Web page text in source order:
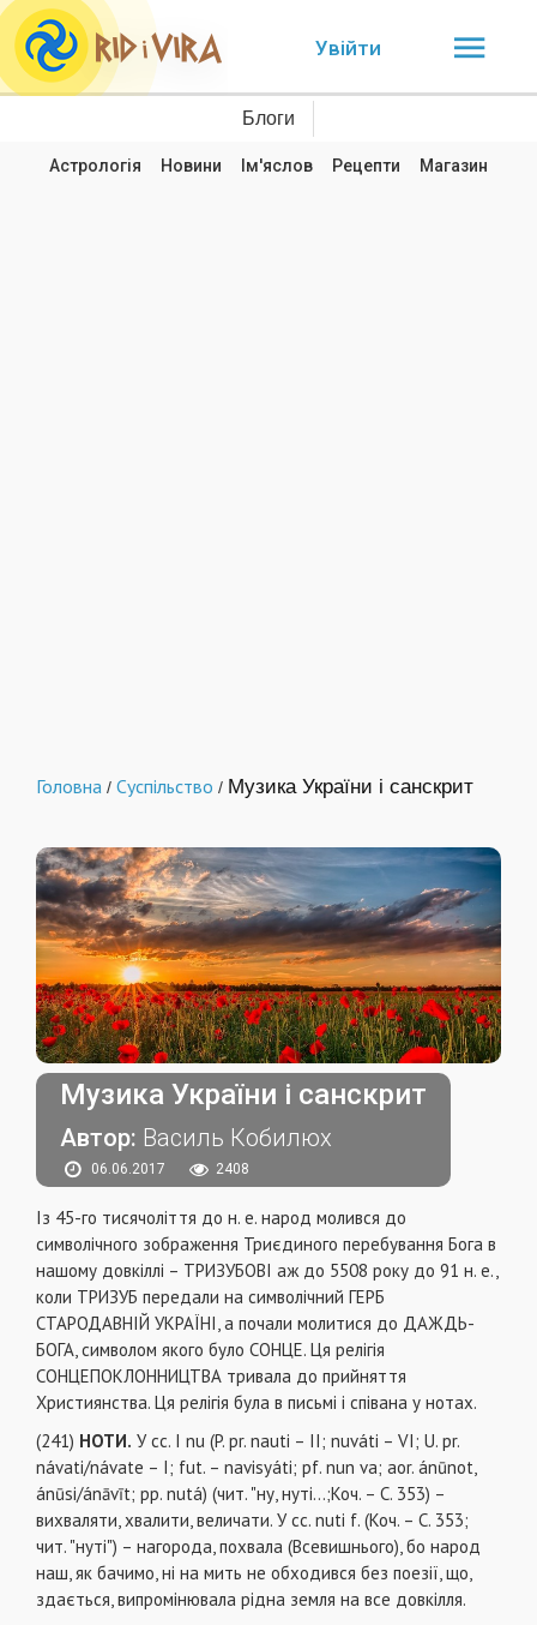
Увійти
Блоги
Астрологія Новини Ім'яслов Рецепти Магазин
Головна / Суспільство / Музика України і санскрит
Музика України і санскрит
Автор: Василь Кобилюх
06.06.2017 2408
Із 45-го тисячоліття до н. е. народ молився до
символічного зображення Триєдиного перебування Бога в
нашому довкіллі – ТРИЗУБОВІ аж до 5508 року до 91 н. е.,
коли ТРИЗУБ передали на символічний ГЕРБ
СТАРОДАВНІЙ УКРАЇНІ, а почали молитися до ДАЖДЬ-
БОГА, символом якого було СОНЦЕ. Ця релігія
СОНЦЕПОКЛОННИЦТВА тривала до прийняття
Християнства. Ця релігія була в письмі і співана у нотах.
(241) НОТИ. У сс. І nu (P. pr. nauti – II; nuváti – VI; U. pr.
návati/návate – I; fut. – navisyáti; pf. nun va; aor. ánūnot,
ánūsi/ánāvīt; pp. nutá) (чит. "ну, нуті...;Коч. – С. 353) –
вихваляти, хвалити, величати. У сс. nuti f. (Коч. – С. 353;
чит. "нуті") – нагорода, похвала (Всевишнього), бо народ
наш, як бачимо, ні на мить не обходився без поезії, що,
здається, випромінювала рідна земля на все довкілля.